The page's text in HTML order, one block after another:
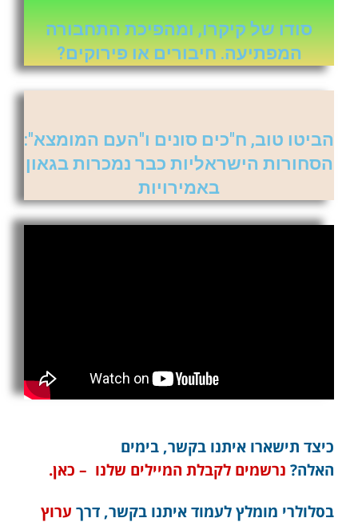
סודו של קיקרו, ומהפיכת התחבורה
המפתיעה. חיבורים או פירוקים?
הביטו טוב, ח"כים סונים ו"העם המומצא":
הסחורות הישראליות כבר נמכרות בגאון
באמירויות
כיצד תישארו איתנו בקשר, בימים
האלה? נרשמים לקבלת המיילים שלנו – כאן.
בסלולרי מומלץ לעמוד איתנו בקשר, דרך ערוץ